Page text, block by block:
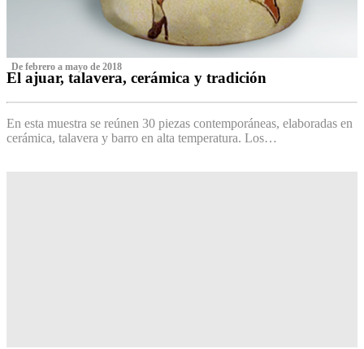
‌ De febrero a mayo de 2018
El ajuar, talavera, cerámica y tradición
En esta muestra se reúnen 30 piezas contemporáneas, elaboradas en
cerámica, talavera y barro en alta temperatura. Los…